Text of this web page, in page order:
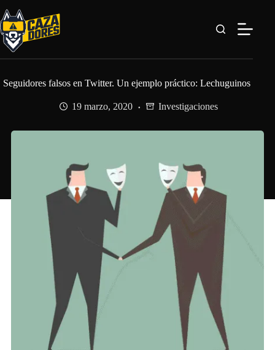
al
contenido
Seguidores falsos en Twitter. Un ejemplo práctico: Lechuguinos
19 marzo, 2020 Investigaciones